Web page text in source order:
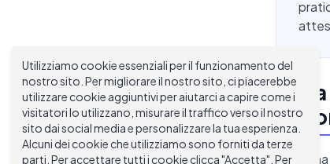
La
Utilizziamo cookie essenziali per il funzionamento del
nostro sito. Per migliorare il nostro sito, ci piacerebbe
utilizzare cookie aggiuntivi per aiutarci a capire come i
visitatori lo utilizzano, misurare il traffico verso il nostro
sito dai social media e personalizzare la tua esperienza.
Alcuni dei cookie che utilizziamo sono forniti da terze
parti. Per accettare tutti i cookie clicca "Accetta". Per